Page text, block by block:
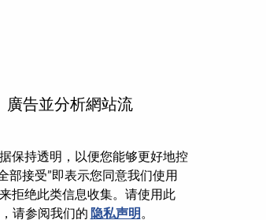
廣告並分析網站流
保持透明，以便您能够更好地控
部接受”即表示您同意我们使用
拒绝此类信息收集。请使用此
请参阅我们的 隐私声明。
Sales Training Manager - AP
Chiyoda-Ku, Tokyo, 日本,